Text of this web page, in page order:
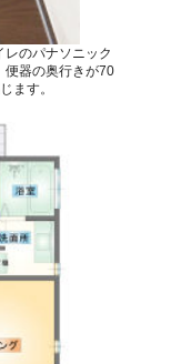
のパナソニック
便器の奥行きが70
ます。